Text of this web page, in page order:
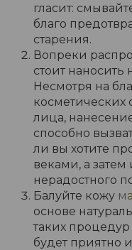
гласит:
благо
старения.
Вопреки
стоит наносить
Несмотря на
косметических
лица,
способно
ли вы хотите
веками, а
нерадостного
Балуйте кожу
основе
таких
будет приятно